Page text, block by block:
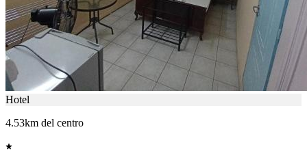
Hotel
4.53km del centro